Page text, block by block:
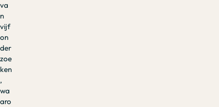
va
n
vijf
on
der
zoe
ken
,
wa
aro